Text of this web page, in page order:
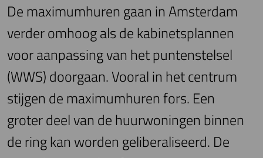
De maximumhuren gaan in Amsterdam
verder omhoog als de kabinetsplannen
voor aanpassing van het puntenstelsel
(WWS) doorgaan. Vooral in het centrum
stijgen de maximumhuren fors. Een
groter deel van de huurwoningen binnen
de ring kan worden geliberaliseerd. De